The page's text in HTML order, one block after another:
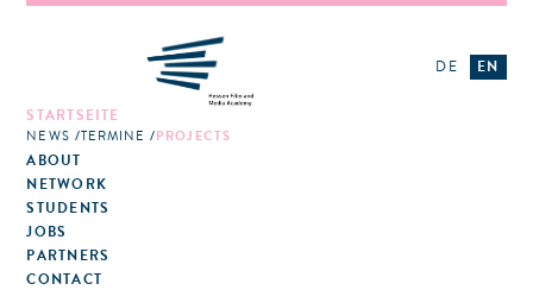
STARTSEITE
NEWS TERMINE PROJECTS
ABOUT
NETWORK
STUDENTS
JOBS
PARTNERS
CONTACT
DE EN